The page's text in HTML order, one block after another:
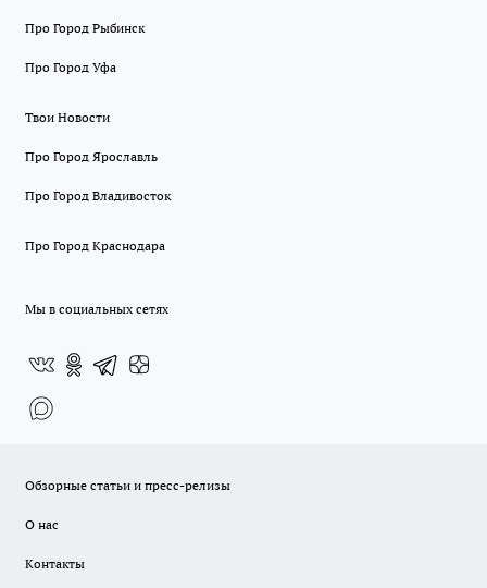
Про Город Рыбинск
Про Город Уфа
Твои Новости
Про Город Ярославль
Про Город Владивосток
Про Город Краснодара
Мы в социальных сетях
Обзорные статьи и пресс-релизы
О нас
Контакты